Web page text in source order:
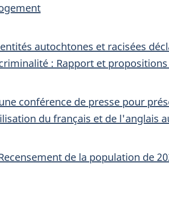
autochtones et racisées
: Rapport et
conférence de presse pour
du français et de l'anglais
de la population de